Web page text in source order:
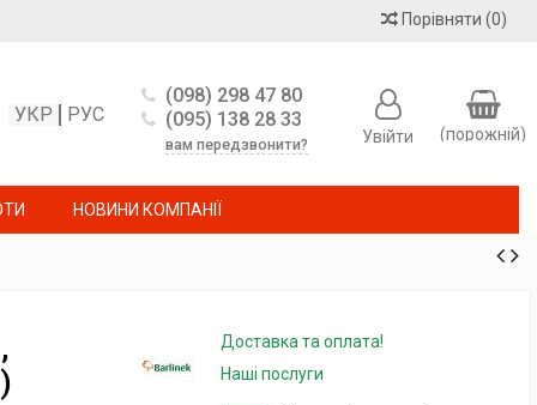
Порівняти (0)
(порожній)
РУС
УКР
(098) 298 47 80
(095) 138 28 33
вам передзвонити? Увійти
НОВИНИ КОМПАНІЇ
Доставка та оплата!
Наші послуги